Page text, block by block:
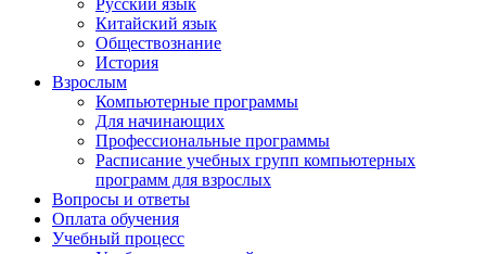
Китайский язык
Обществознание
История
Взрослым
Компьютерные программы
Для начинающих
Профессиональные программы
Расписание учебных групп компьютерных
программ для взрослых
Вопросы и ответы
Оплата обучения
Учебный процесс